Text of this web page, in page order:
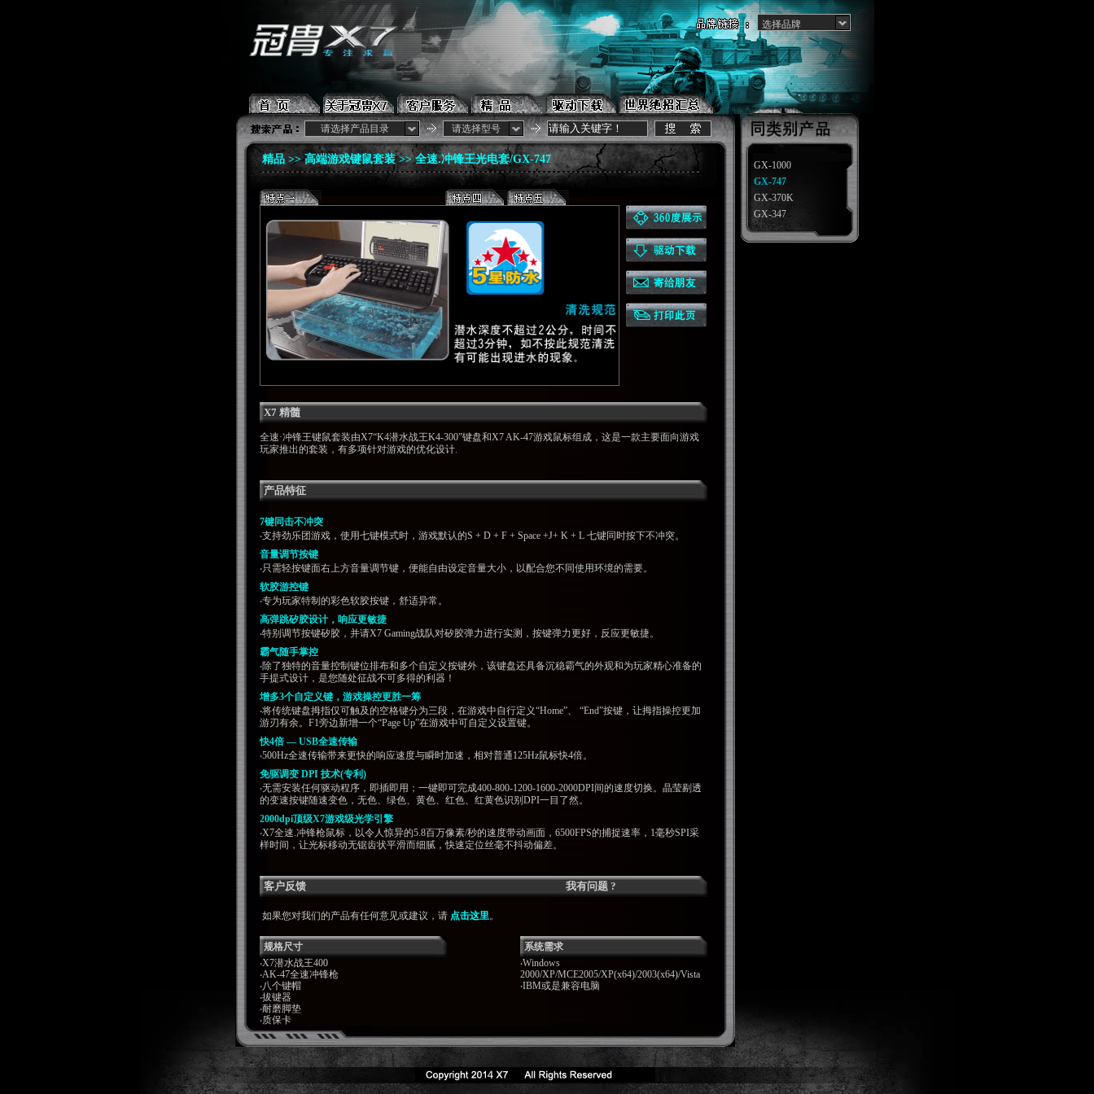
选择品牌
请选择产品目录 请选择型号
精品 >>高端游戏键鼠套装>> 全速.冲锋王光电套/GX-747
X7 精髓
全速·冲锋王键鼠套装由X7“K4潜水战王K4-300”键盘和X7 AK-47游戏鼠标组成，这是一款主要面向游戏
玩家推出的套装，有多项针对游戏的优化设计.
产品特征
7键同击不冲突
‧支持劲乐团游戏，使用七键模式时，游戏默认的S + D + F + Space +J+ K + L 七键同时按下不冲突。
音量调节按键
‧只需轻按键面右上方音量调节键，便能自由设定音量大小，以配合您不同使用环境的需要。
软胶游控键
‧专为玩家特制的彩色软胶按键，舒适异常。
高弹跳矽胶设计，响应更敏捷
‧特别调节按键矽胶，并请X7 Gaming战队对矽胶弹力进行实测，按键弹力更好，反应更敏捷。
霸气随手掌控
‧除了独特的音量控制键位排布和多个自定义按键外，该键盘还具备沉稳霸气的外观和为玩家精心准备的
手提式设计，是您随处征战不可多得的利器！
增多3个自定义键，游戏操控更胜一筹
‧将传统键盘拇指仅可触及的空格键分为三段，在游戏中自行定义“Home”、 “End”按键，让拇指操控更加
游刃有余。F1旁边新增一个“Page Up”在游戏中可自定义设置键。
快4倍 — USB全速传输
‧500Hz全速传输带来更快的响应速度与瞬时加速，相对普通125Hz鼠标快4倍。
免驱调变 DPI 技术(专利)
‧无需安装任何驱动程序，即插即用；一键即可完成400-800-1200-1600-2000DPI间的速度切换。晶莹剔透
的变速按键随速变色，无色、绿色、黄色、红色、红黄色识别DPI一目了然。
2000dpi顶级X7游戏级光学引擎
‧X7全速.冲锋枪鼠标，以令人惊异的5.8百万像素/秒的速度带动画面，6500FPS的捕捉速率，1毫秒SPI采
样时间，让光标移动无锯齿状平滑而细腻，快速定位丝毫不抖动偏差。
客户反馈 我有问题 ?
如果您对我们的产品有任何意见或建议，请 点击这里。
规格尺寸
‧X7潜水战王400
‧AK-47全速冲锋枪
‧八个键帽
‧拔键器
‧耐磨脚垫
‧质保卡
系统需求
‧Windows
2000/XP/MCE2005/XP(x64)/2003(x64)/Vista
‧IBM或是兼容电脑
GX-1000
GX-747
GX-370K
GX-347